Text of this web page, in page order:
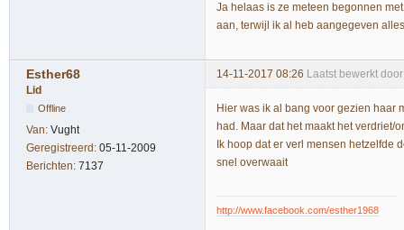
Ja helaas is ze meteen begonnen
aan, terwijl ik al heb aangegeven
Esther68 14-11-2017 08:26 Laatst bewerkt
Lid
Offline
Van: Vught
Geregistreerd: 05-11-2009
Berichten: 7137
Hier was ik al bang voor gezien haar
had. Maar dat het maakt het verdriet/
Ik hoop dat er verl mensen hetzelfde
snel overwaait
http://www.facebook.com/esther1968